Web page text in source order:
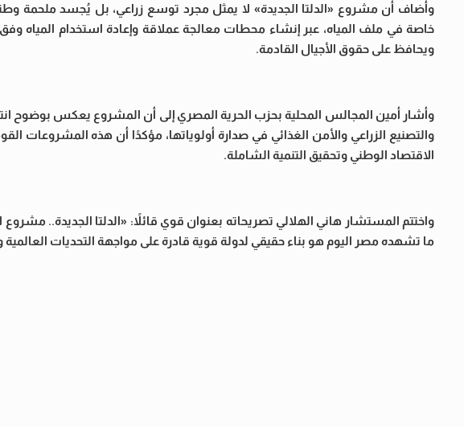
وأضاف أن مشروع «الدلتا الجديدة» لا يمثل مجرد توسع زراعي، بل يُجسد ملحمة
خاصة في ملف المياه، عبر إنشاء محطات معالجة عملاقة وإعادة استخدام المياه وفق
ويحافظ على حقوق الأجيال القادمة.
وأشار أمين المجالس المحلية بحزب الحرية المصري إلى أن المشروع يعكس بوضوح
والتصنيع الزراعي والأمن الغذائي في صدارة أولوياتها، مؤكدًا أن هذه
الاقتصاد الوطني وتحقيق التنمية الشاملة.
واختتم المستشار هاني الهلالي تصريحاته بعنوان قوي قائلاً: «الدلتا الجديدة..
ما تشهده مصر اليوم هو بناء حقيقي لدولة قوية قادرة على مواجهة التحديات العالمية